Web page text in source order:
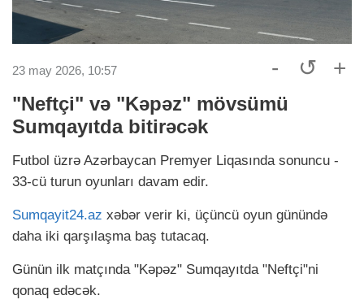
23 may 2026, 10:57 - ↺ +
"Neftçi" və "Kəpəz" mövsümü
Sumqayıtda bitirəcək
Futbol üzrə Azərbaycan Premyer Liqasında sonuncu -
33-cü turun oyunları davam edir.
Sumqayit24.az xəbər verir ki, üçüncü oyun günündə
daha iki qarşılaşma baş tutacaq.
Günün ilk matçında "Kəpəz" Sumqayıtda "Neftçi"ni
qonaq edəcək.